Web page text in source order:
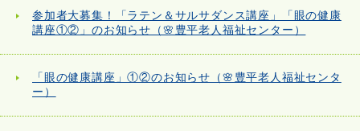
参加者大募集！「ラテン＆サルサダンス講座」「眼の健康
講座①②」のお知らせ（🌸豊平老人福祉センター）
「眼の健康講座」①②のお知らせ（🌸豊平老人福祉センタ
ー）